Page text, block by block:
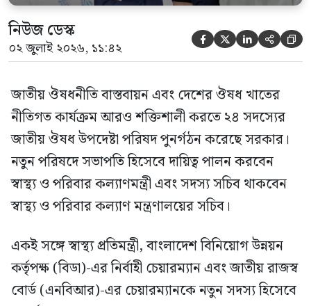
নিউজ ডেস্ক
০২ জুলাই ২০২৬, ১১:৪২     
জাতীয় ঔষধনীতি বাস্তবায়ন এবং দেশের ঔষধ খাতের
নীতিগত কার্যক্রম আরও শক্তিশালী করতে ২৪ সদস্যের
জাতীয় ঔষধ উপদেষ্টা পরিষদ পুনর্গঠন করেছে সরকার।
নতুন পরিষদে সভাপতি হিসেবে দায়িত্ব পালন করবেন
স্বাস্থ্য ও পরিবার কল্যাণমন্ত্রী এবং সদস্য সচিব থাকবেন
স্বাস্থ্য ও পরিবার কল্যাণ মন্ত্রণালয়ের সচিব।
একই সঙ্গে স্বাস্থ্য প্রতিমন্ত্রী, বাংলাদেশ বিনিয়োগ উন্নয়ন
কর্তৃপক্ষ (বিডা)-এর নির্বাহী চেয়ারম্যান এবং জাতীয় রাজস্ব
বোর্ড (এনবিআর)-এর চেয়ারম্যানকে নতুন সদস্য হিসেবে